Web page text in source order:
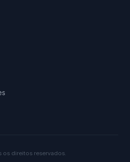
os direitos reservados.